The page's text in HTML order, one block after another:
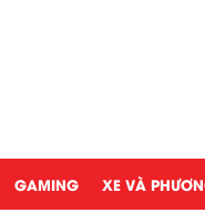
GAMING XE VÀ